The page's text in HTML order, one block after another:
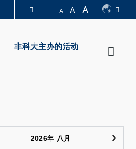
A A A
非科大主办的活动
2026年 八月